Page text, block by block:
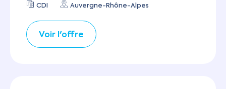
CDI Auvergne-Rhône-Alpes
Voir l'offre